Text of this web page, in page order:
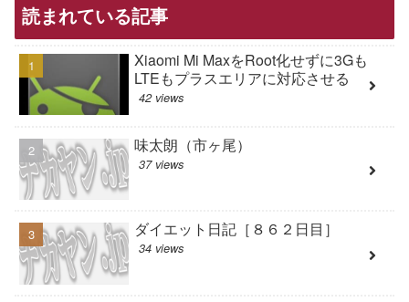
読まれている記事
Xiaomi Mi MaxをRoot化せずに3Gも
LTEもプラスエリアに対応させる
42 views
味太朗（市ヶ尾）
37 views
ダイエット日記［８６２日目］
34 views